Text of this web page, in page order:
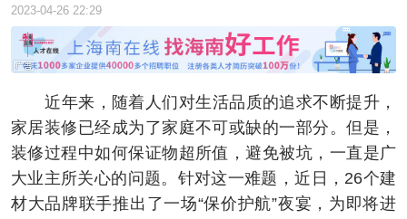
资讯中心
文体 消费 财经
家装 交通 美食
生活 演出 活动
展会 走读海南 周末去哪儿
2023-04-26 22:29
​近年来，随着人们对生活品质的追求不断提升，
家居装修已经成为了家庭不可或缺的一部分。但是，
装修过程中如何保证物超所值，避免被坑，一直是广
大业主所关心的问题。针对这一难题，近日，26个建
材大品牌联手推出了一场“保价护航”夜宴，为即将进